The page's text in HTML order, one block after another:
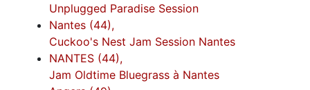
Unplugged Paradise Session
Nantes (44),
Cuckoo's Nest Jam Session Nantes
NANTES (44),
Jam Oldtime Bluegrass à Nantes